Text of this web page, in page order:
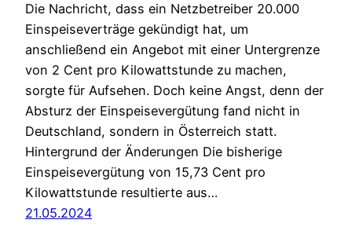
Die Nachricht, dass ein Netzbetreiber 20.000
Einspeiseverträge gekündigt hat, um
anschließend ein Angebot mit einer Untergrenze
von 2 Cent pro Kilowattstunde zu machen,
sorgte für Aufsehen. Doch keine Angst, denn der
Absturz der Einspeisevergütung fand nicht in
Deutschland, sondern in Österreich statt.
Hintergrund der Änderungen Die bisherige
Einspeisevergütung von 15,73 Cent pro
Kilowattstunde resultierte aus…
21.05.2024